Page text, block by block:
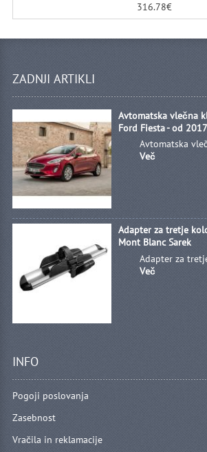
316.78€
ZADNJI ARTIKLI
Avtomatska vlečna
Ford Fiesta - od 2017
Avtomatska
Več
Adapter za tretje
Mont Blanc Sarek
Adapter za
Več
INFO
Pogoji poslovanja
Zasebnost
Vračila in reklamacije